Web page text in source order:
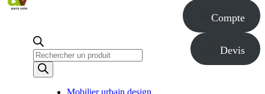
Recherche
de
produits
Compte
Devis
Mobilier urbain design